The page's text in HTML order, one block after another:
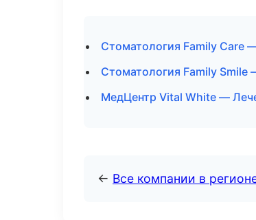
Стоматология Family Care
Стоматология Family Smile
МедЦентр Vital White —
← Все компании в